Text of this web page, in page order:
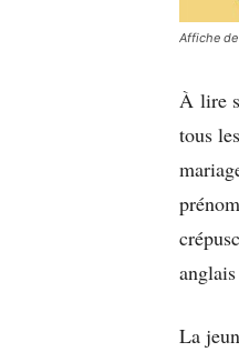
Affiche
À lire
tous
La